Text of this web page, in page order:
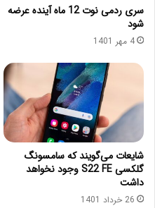
سری ردمی نوت 12 ماه آینده عرضه
شود
4 مهر 1401
شایعات می‌گویند که سامسونگ
گلکسی S22 FE وجود نخواهد
داشت
26 خرداد 1401